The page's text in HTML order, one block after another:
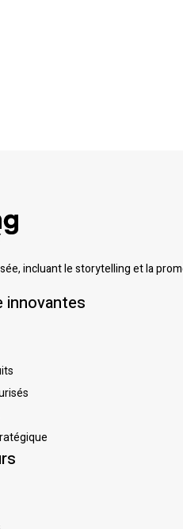
incluant le storytelling et la
innovantes